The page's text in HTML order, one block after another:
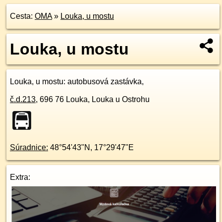
Cesta: OMA» Louka, u mostu
Louka, u mostu
Louka, u mostu: autobusová zastávka,
č.d.213, 696 76 Louka, Louka u Ostrohu
Súradnice: 48°54'43"N , 17°29'47"E
Extra: